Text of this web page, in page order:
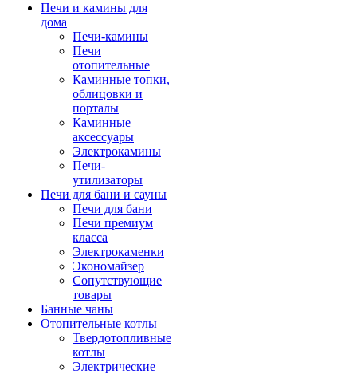
Печи и камины для
дома
Печи-камины
Печи
отопительные
Каминные топки,
облицовки и
порталы
Каминные
аксессуары
Электрокамины
Печи-
утилизаторы
Печи для бани и сауны
Печи для бани
Печи премиум
класса
Электрокаменки
Экономайзер
Сопутствующие
товары
Банные чаны
Отопительные котлы
Твердотопливные
котлы
Электрические